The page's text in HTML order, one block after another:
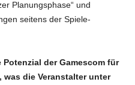
Planungsphase“ und
seitens der Spiele-
der Gamescom für
was die Veranstalter unter